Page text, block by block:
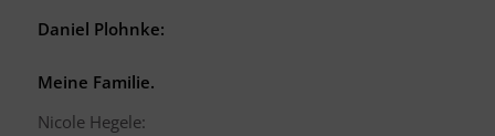
Daniel Plohnke:
Meine Familie.
Nicole Hegele: